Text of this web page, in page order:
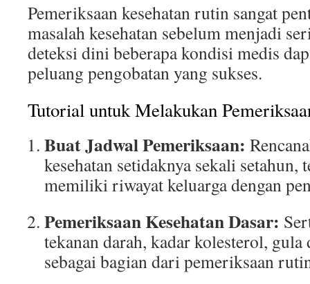
Pemeriksaan kesehatan rutin sangat
masalah kesehatan sebelum menjadi
deteksi dini beberapa kondisi medis
peluang pengobatan yang sukses.
Tutorial untuk Melakukan
Buat Jadwal Pemeriksaan:
kesehatan setidaknya sekali
memiliki riwayat keluarga dengan
Pemeriksaan Kesehatan Dasar:
tekanan darah, kadar kolesterol, gula
sebagai bagian dari pemeriksaan